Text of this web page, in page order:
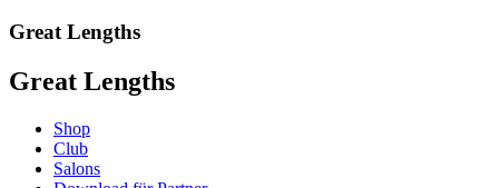
Great Lengths
Great Lengths
Shop
Club
Salons